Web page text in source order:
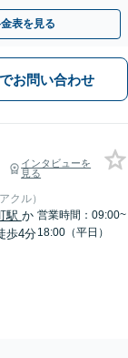
表を見る
お問い合わせ
インタビューを
見る
クル）
駅 か
歩4分
営業時間：09:00~
18:00（平日）